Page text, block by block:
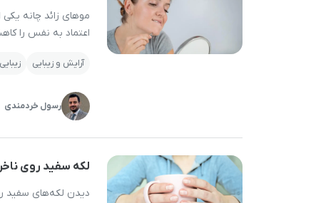
موهای زائد چانه
اعتماد به نفس را
کلینیکی نیست؛
آرایش و زیبایی
رسول خردمندی
لکه سفید روی
دیدن لکه‌های سفید